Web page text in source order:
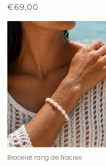
Prix
habituel
€69,00
Bracelet rang de Nacres